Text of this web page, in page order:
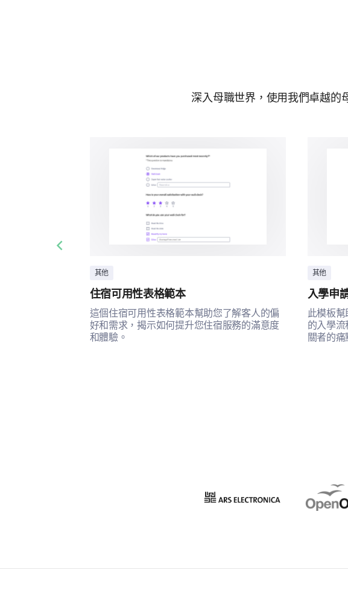
提
深入母職世界，使用我們卓越的
其他
住宿可用性表格範本
這個住宿可用性表格範本幫助您了解客人的偏
好和需求，揭示如何提升您住宿服務的滿意度
和體驗。
其他
入學申
此模板
的入學
關者的痛
Previous slide